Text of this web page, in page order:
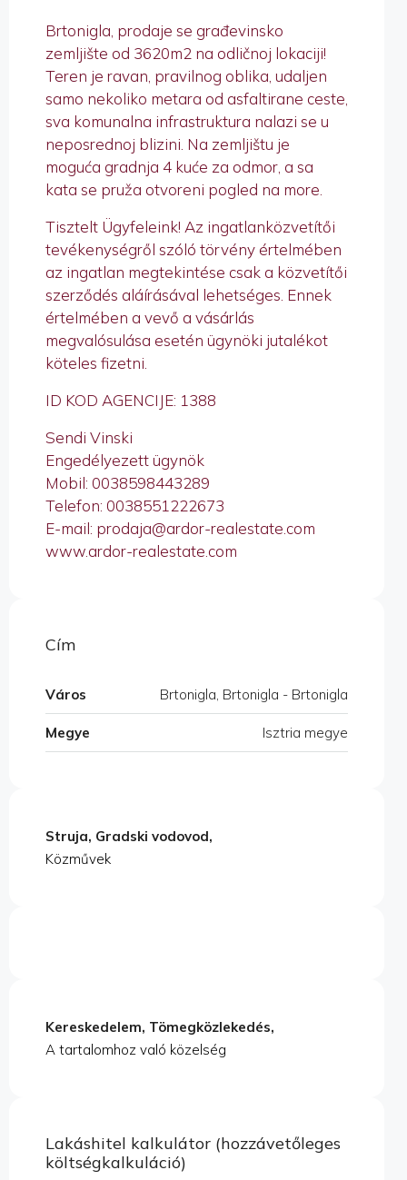
Brtonigla, prodaje se građevinsko
zemljište od 3620m2 na odličnoj lokaciji!
Teren je ravan, pravilnog oblika, udaljen
samo nekoliko metara od asfaltirane ceste,
sva komunalna infrastruktura nalazi se u
neposrednoj blizini. Na zemljištu je
moguća gradnja 4 kuće za odmor, a sa
kata se pruža otvoreni pogled na more.
Tisztelt Ügyfeleink! Az ingatlanközvetítői
tevékenységről szóló törvény értelmében
az ingatlan megtekintése csak a közvetítői
szerződés aláírásával lehetséges. Ennek
értelmében a vevő a vásárlás
megvalósulása esetén ügynöki jutalékot
köteles fizetni.
ID KOD AGENCIJE: 1388
Sendi Vinski
Engedélyezett ügynök
Mobil: 0038598443289
Telefon: 0038551222673
E-mail: prodaja@ardor-realestate.com
www.ardor-realestate.com
Cím
Város Brtonigla, Brtonigla - Brtonigla
Megye Isztria megye
Struja, Gradski vodovod,
Közművek
Kereskedelem, Tömegközlekedés,
A tartalomhoz való közelség
Lakáshitel kalkulátor (hozzávetőleges
költségkalkuláció)